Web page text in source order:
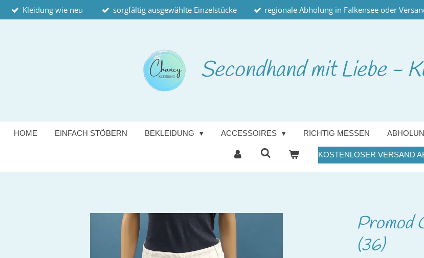
Zum
Hauptinhalt
Kleidung wie neu sorgfältig ausgewählte Einzelstücke regionale Abholung in Falkensee oder
Secondhandmit Liebe -
HOME EINFACH STÖBERN BEKLEIDUNG ACCESSOIRES RICHTIG MESSEN
KOSTENLOSER VERSAND
Promod
(36)